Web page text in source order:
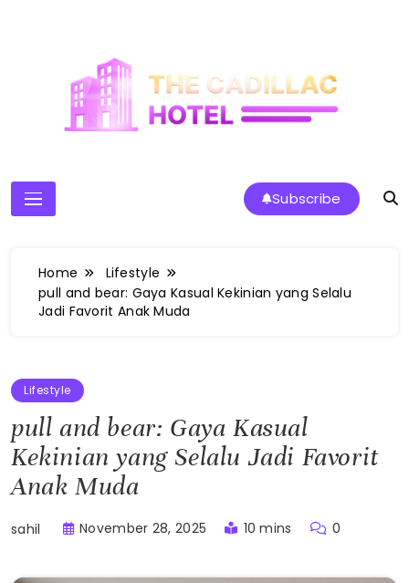
The Cadillac Hotel
Subscribe
Home
Lifestyle
pull and bear: Gaya Kasual Kekinian yang Selalu
Jadi Favorit Anak Muda
Lifestyle
pull and bear: Gaya Kasual
Kekinian yang Selalu Jadi Favorit
Anak Muda
sahil November 28, 2025 10 mins 0